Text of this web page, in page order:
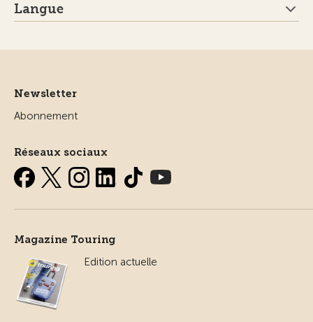
Langue
Newsletter
Abonnement
Réseaux sociaux
Magazine Touring
Edition actuelle